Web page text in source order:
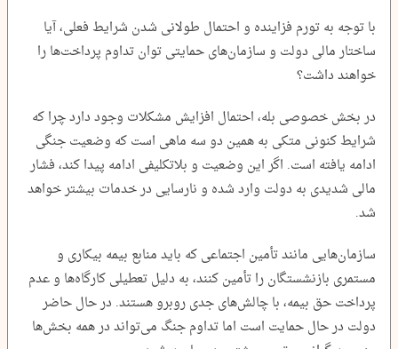
با توجه به تورم فزاینده و احتمال طولانی شدن شرایط فعلی، آیا
ساختار مالی دولت و سازمان‌های حمایتی توان تداوم پرداخت‌ها را
خواهند داشت؟
در بخش خصوصی بله، احتمال افزایش مشکلات وجود دارد چرا که
شرایط کنونی متکی به همین دو سه ماهی است که وضعیت جنگی
ادامه یافته است. اگر این وضعیت و بلاتکلیفی ادامه پیدا کند، فشار
مالی شدیدی به دولت وارد شده و نارسایی در خدمات بیشتر خواهد
شد.
سازمان‌هایی مانند تأمین اجتماعی که باید منابع بیمه بیکاری و
مستمری بازنشستگان را تأمین کنند، به دلیل تعطیلی کارگاه‌ها و عدم
پرداخت حق بیمه، با چالش‌های جدی روبرو هستند. در حال حاضر
دولت در حال حمایت است اما تداوم جنگ می‌تواند در همه بخش‌ها